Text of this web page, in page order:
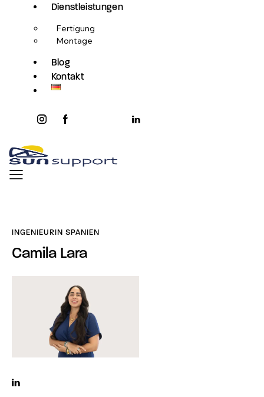
Dienstleistungen
Fertigung
Montage
Blog
Kontakt
instagramfacebook-
youtube2
linkedin
INGENIEURIN SPANIEN
Camila Lara
linkedin